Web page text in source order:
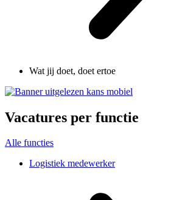
Wat jij doet, doet ertoe
Vacatures per functie
Alle functies
Logistiek medewerker